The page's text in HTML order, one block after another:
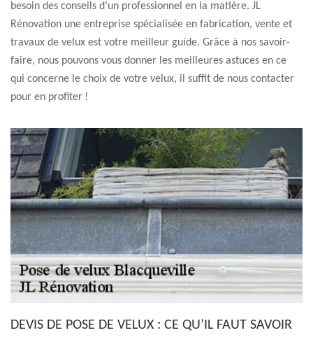
besoin des conseils d’un professionnel en la matière. JL
Rénovation une entreprise spécialisée en fabrication, vente et
travaux de velux est votre meilleur guide. Grâce à nos savoir-
faire, nous pouvons vous donner les meilleures astuces en ce
qui concerne le choix de votre velux, il suffit de nous contacter
pour en profiter !
DEVIS DE POSE DE VELUX : CE QU’IL FAUT SAVOIR